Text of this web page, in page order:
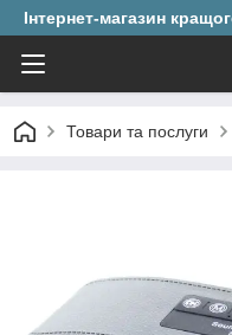
Інтернет-магазин
Товари та послуги